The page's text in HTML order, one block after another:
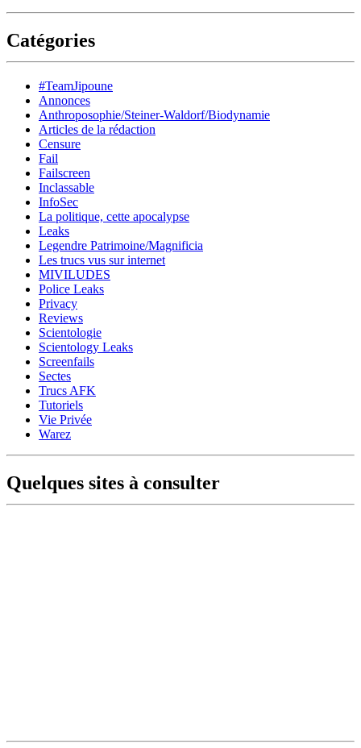
Catégories
#TeamJipoune
Annonces
Anthroposophie/Steiner-Waldorf/Biodynamie
Articles de la rédaction
Censure
Fail
Failscreen
Inclassable
InfoSec
La politique, cette apocalypse
Leaks
Legendre Patrimoine/Magnificia
Les trucs vus sur internet
MIVILUDES
Police Leaks
Privacy
Reviews
Scientologie
Scientology Leaks
Screenfails
Sectes
Trucs AFK
Tutoriels
Vie Privée
Warez
Quelques sites à consulter